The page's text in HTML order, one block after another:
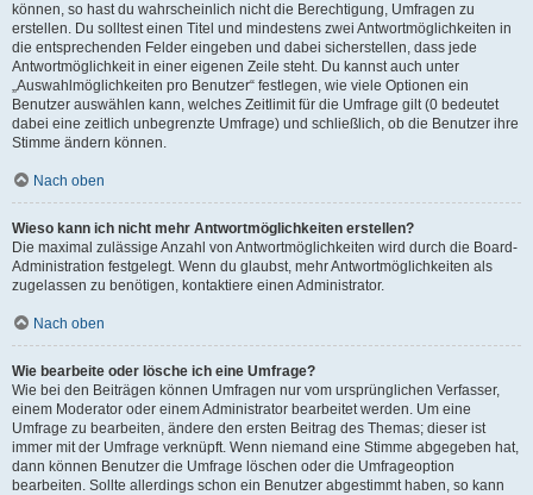
können, so hast du wahrscheinlich nicht die Berechtigung, Umfragen zu
erstellen. Du solltest einen Titel und mindestens zwei Antwortmöglichkeiten in
die entsprechenden Felder eingeben und dabei sicherstellen, dass jede
Antwortmöglichkeit in einer eigenen Zeile steht. Du kannst auch unter
„Auswahlmöglichkeiten pro Benutzer“ festlegen, wie viele Optionen ein
Benutzer auswählen kann, welches Zeitlimit für die Umfrage gilt (0 bedeutet
dabei eine zeitlich unbegrenzte Umfrage) und schließlich, ob die Benutzer ihre
Stimme ändern können.
Nach oben
Wieso kann ich nicht mehr Antwortmöglichkeiten erstellen?
Die maximal zulässige Anzahl von Antwortmöglichkeiten wird durch die Board-
Administration festgelegt. Wenn du glaubst, mehr Antwortmöglichkeiten als
zugelassen zu benötigen, kontaktiere einen Administrator.
Nach oben
Wie bearbeite oder lösche ich eine Umfrage?
Wie bei den Beiträgen können Umfragen nur vom ursprünglichen Verfasser,
einem Moderator oder einem Administrator bearbeitet werden. Um eine
Umfrage zu bearbeiten, ändere den ersten Beitrag des Themas; dieser ist
immer mit der Umfrage verknüpft. Wenn niemand eine Stimme abgegeben hat,
dann können Benutzer die Umfrage löschen oder die Umfrageoption
bearbeiten. Sollte allerdings schon ein Benutzer abgestimmt haben, so kann